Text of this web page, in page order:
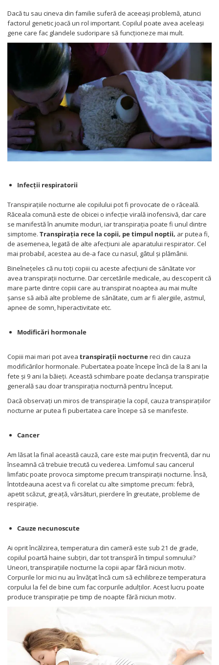
Dacă tu sau cineva din familie suferă de aceeași problemă, atunci
factorul genetic joacă un rol important. Copilul poate avea aceleași
gene care fac glandele sudoripare să funcționeze mai mult.
Infecții respiratorii
Transpirațiile nocturne ale copilului pot fi provocate de o răceală.
Răceala comună este de obicei o infecție virală inofensivă, dar care
se manifestă în anumite moduri, iar transpirația poate fi unul dintre
simptome. Transpirația rece la copii, pe timpul noptii, ar putea fi,
de asemenea, legată de alte afecțiuni ale aparatului respirator. Cel
mai probabil, acestea au de-a face cu nasul, gâtul și plămânii.
Bineînețeles că nu toți copiii cu aceste afecțiuni de sănătate vor
avea transpirații nocturne. Dar cercetările medicale, au descoperit că
mare parte dintre copiii care au transpirat noaptea au mai multe
șanse să aibă alte probleme de sănătate, cum ar fi alergiile, astmul,
apnee de somn, hiperactivitate etc.
Modificări hormonale
Copiii mai mari pot avea transpirații nocturnereci din cauza
modificărilor hormonale. Pubertatea poate începe încă de la 8 ani la
fete și 9 ani la băieți. Această schimbare poate declanșa transpirație
generală sau doar transpirația nocturnă pentru început.
Dacă observați un miros de transpirație la copil, cauza transpirațiilor
nocturne ar putea fi pubertatea care începe să se manifeste.
Cancer
Am lăsat la final această cauză, care este mai puțin frecventă, dar nu
înseamnă că trebuie trecută cu vederea. Limfomul sau cancerul
limfatic poate provoca simptome precum transpirații nocturne. Însă,
întotdeauna acest va fi corelat cu alte simptome precum: febră,
apetit scăzut, greață, vărsături, pierdere în greutate, probleme de
respirație.
Cauze necunoscute
Ai oprit încălzirea, temperatura din cameră este sub 21 de grade,
copilul poartă haine subțiri, dar tot transpiră în timpul somnului?
Uneori, transpirațiile nocturne la copii apar fără niciun motiv.
Corpurile lor mici nu au învățat încă cum să echilibreze temperatura
corpului la fel de bine cum fac corpurile adulților. Acest lucru poate
produce transpirație pe timp de noapte fără niciun motiv.